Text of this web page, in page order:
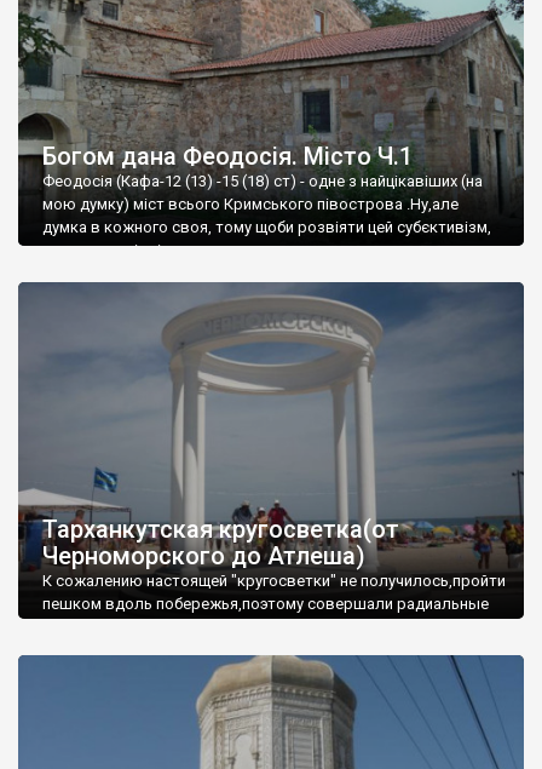
Богом дана Феодосія. Місто Ч.1
Феодосія (Кафа-12 (13) -15 (18) ст) - одне з найцікавіших (на
мою думку) міст всього Кримського півострова .Ну,але
думка в кожного своя, тому щоби розвіяти цей субєктивізм,
запрошую відвідати це
Тарханкутская кругосветка(от
Черноморского до Атлеша)
К сожалению настоящей "кругосветки" не получилось,пройти
пешком вдоль побережья,поэтому совершали радиальные